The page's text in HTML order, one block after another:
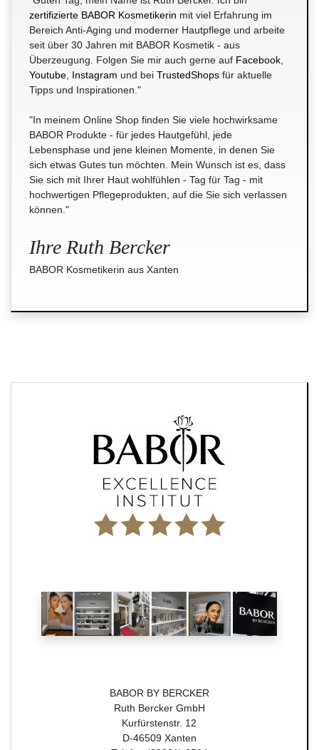
zertifizierte BABOR Kosmetikerin mit viel Erfahrung im
Bereich Anti-Aging und moderner Hautpflege und arbeite
seit über 30 Jahren mit BABOR Kosmetik - aus
Überzeugung. Folgen Sie mir auch gerne auf Facebook
Youtube Instagram und bei TrustedShops für aktuelle
Tipps und Inspirationen."
"In meinem Online Shop finden Sie viele hochwirksame
BABOR Produkte - für jedes Hautgefühl, jede
Lebensphase und jene kleinen Momente, in denen Sie
sich etwas Gutes tun möchten. Mein Wunsch ist es, dass
Sie sich mit Ihrer Haut wohlfühlen - Tag für Tag - mit
hochwertigen Pflegeprodukten, auf die Sie sich verlassen
können."
Ihre Ruth Bercker
BABOR Kosmetikerin aus Xanten
BABOR BY BERCKER
Ruth Bercker GmbH
Kurfürstenstr. 12
D-46509 Xanten